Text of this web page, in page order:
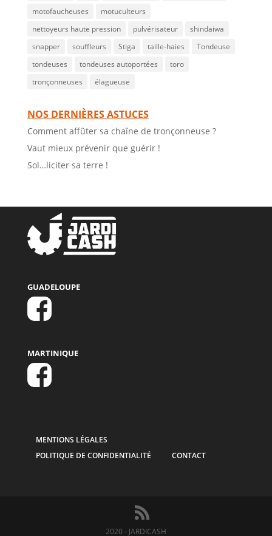
motofaucheuses
motuculteurs
nettoyeurs haute pression
pulvérisateur
shindaiwa
snapper
souffleurs Stiga taille-haies
Tondeuse
tondeuses
tondeuses autoportées
toro
tronçonneuses
élagueuse
NOS DERNIÈRES ASTUCES
Comment affûter sa chaîne de tronçonneuse ?
Vaut mieux prévenir que guérir !
Sol…liciter sa terre !
GUADELOUPE
MARTINIQUE
MENTIONS LÉGALES
POLITIQUE DE CONFIDENTIALITÉ
CONTACT
2020 - JARDICASH